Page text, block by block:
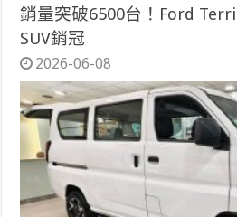
銷量突破6500台！Ford
SUV銷冠
2026-06-08